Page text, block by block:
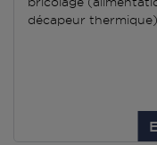
décapeur thermique).